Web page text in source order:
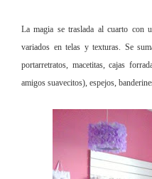
La magia se traslada al cuarto con
variados en telas y texturas. Se
portarretratos, macetitas, cajas
amigos suavecitos), espejos,